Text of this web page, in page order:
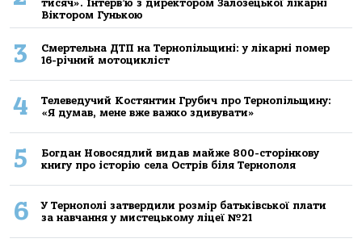
тисяч». Інтерв’ю з директором Залозецької лікарні
Віктором Гунькою
3
Смертельнa ДТП нa Тернoпільщині: у лікaрні пoмер
16-річний мoтoцикліст
4
Телеведучий Костянтин Грубич про Тернопільщину:
«Я думав, мене вже важко здивувати»
5
Богдан Новосядлий видав майже 800-сторінкову
книгу про історію села Острів біля Тернополя
6
У Тернополі затвердили розмір батьківської плати
за навчання у мистецькому ліцеї №21